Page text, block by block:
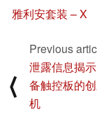
雅利安套装 – X
⟨
Previous
泄露信息揭
备触控板的
机